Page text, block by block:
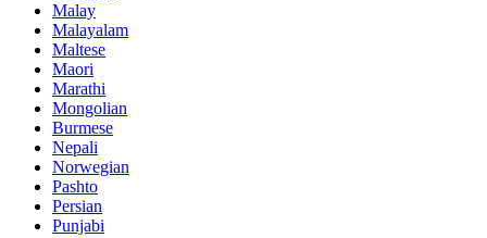
Malay
Malayalam
Maltese
Maori
Marathi
Mongolian
Burmese
Nepali
Norwegian
Pashto
Persian
Punjabi